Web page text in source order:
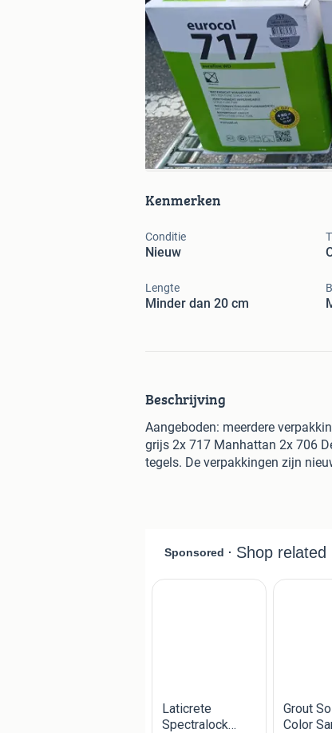
Kenmerken
Conditie
Nieuw
Lengte
Minder dan 20 cm
Beschrijving
Aangeboden: meerdere
grijs 2x 717 Manhattan 2x 706
tegels. De verpakkingen zijn